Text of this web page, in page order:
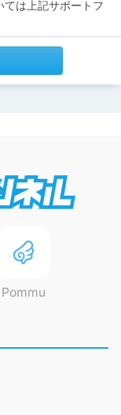
は上記サポートフ
Pommu